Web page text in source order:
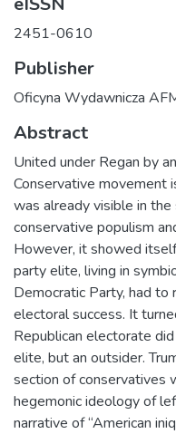
2451-0610
Publisher
Oficyna Wydawnicza
Abstract
United under Regan by
Conservative movement
was already visible in the
conservative populism
However, it showed
party elite, living in
Democratic Party, had to
electoral success. It
Republican electorate
elite, but an outsider.
section of conservatives
hegemonic ideology of
narrative of “American